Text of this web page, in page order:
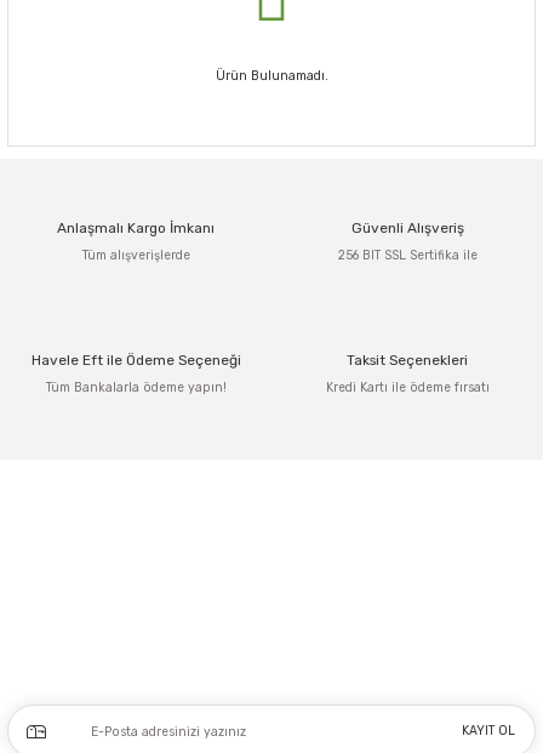
Ürün Bulunamadı.
Anlaşmalı Kargo İmkanı
Tüm alışverişlerde
Güvenli Alışveriş
256 BIT SSL Sertifika ile
Havele Eft ile Ödeme Seçeneği
Tüm Bankalarla ödeme yapın!
Taksit Seçenekleri
Kredi Kartı ile ödeme fırsatı
KAYIT OL